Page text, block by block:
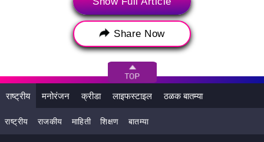
कारवाईसुद्धा केली जाईल. (हेही वाचा,I&B Ministry Advisory for
TV Channels: लोकांचे लक्ष विचलीत होईल अशी दृश्ये टाळा, माहिती
आणि प्रसारण मंत्रालयाचा दूरचित्रवाहिन्यांना सल्ला
दरम्यान, या आधी, केंद्रीय ग्राहक संरक्षण प्राधिकरण (CCPA) ने 6 मार्च
2024 रोजी एक सूचनापत्र जारी केला होता. त्यामध्ये CCPA ने सेलिब्रिटी
आणि प्रभावशाली व्यक्तींकडून बेटिंग/जुगार प्लॅटफॉर्मच्या समर्थन आणि
त्यांच्या सट्टेबाजी क्रियाकलापांना प्रोत्साहन देण्यासाठी चिंता व्यक्त केली
प्रत्यक्ष किंवा अप्रत्यक्ष जाहिरात किंवा समर्थन कठोर तपासणीच्या अधीन
Share Now
राष्ट्रीय मनोरंजन क्रीडा लाइफस्टाइल ठळक बातम्या
राष्ट्रीय राजकीय माहिती शिक्षण बातम्या